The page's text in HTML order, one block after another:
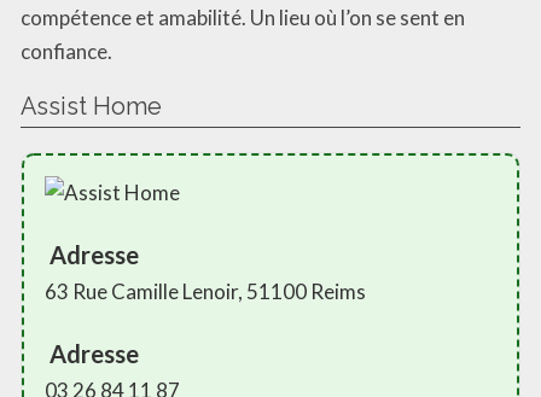
compétence et amabilité. Un lieu où l’on se sent en
confiance.
Assist Home
Adresse
63 Rue Camille Lenoir, 51100 Reims
Adresse
03 26 84 11 87